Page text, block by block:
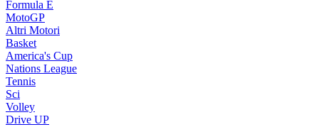
Formula E
MotoGP
Altri Motori
Basket
America's Cup
Nations League
Tennis
Sci
Volley
Drive UP